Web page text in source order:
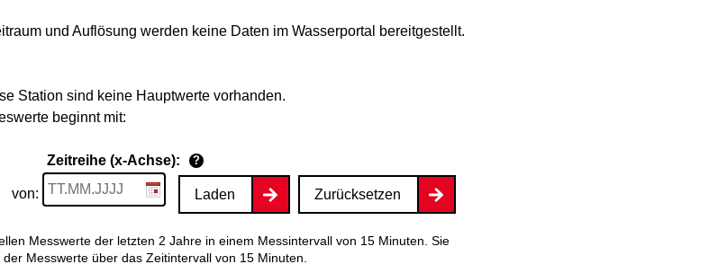
und Auflösung werden keine Daten im Wasserportal bereitgestellt.
Station sind keine Hauptwerte vorhanden.
beginnt mit:
Zeitreihe (x-Achse): ?
von: Laden Zurücksetzen
Messwerte der letzten 2 Jahre in einem Messintervall von 15 Minuten. Sie
Messwerte über das Zeitintervall von 15 Minuten.